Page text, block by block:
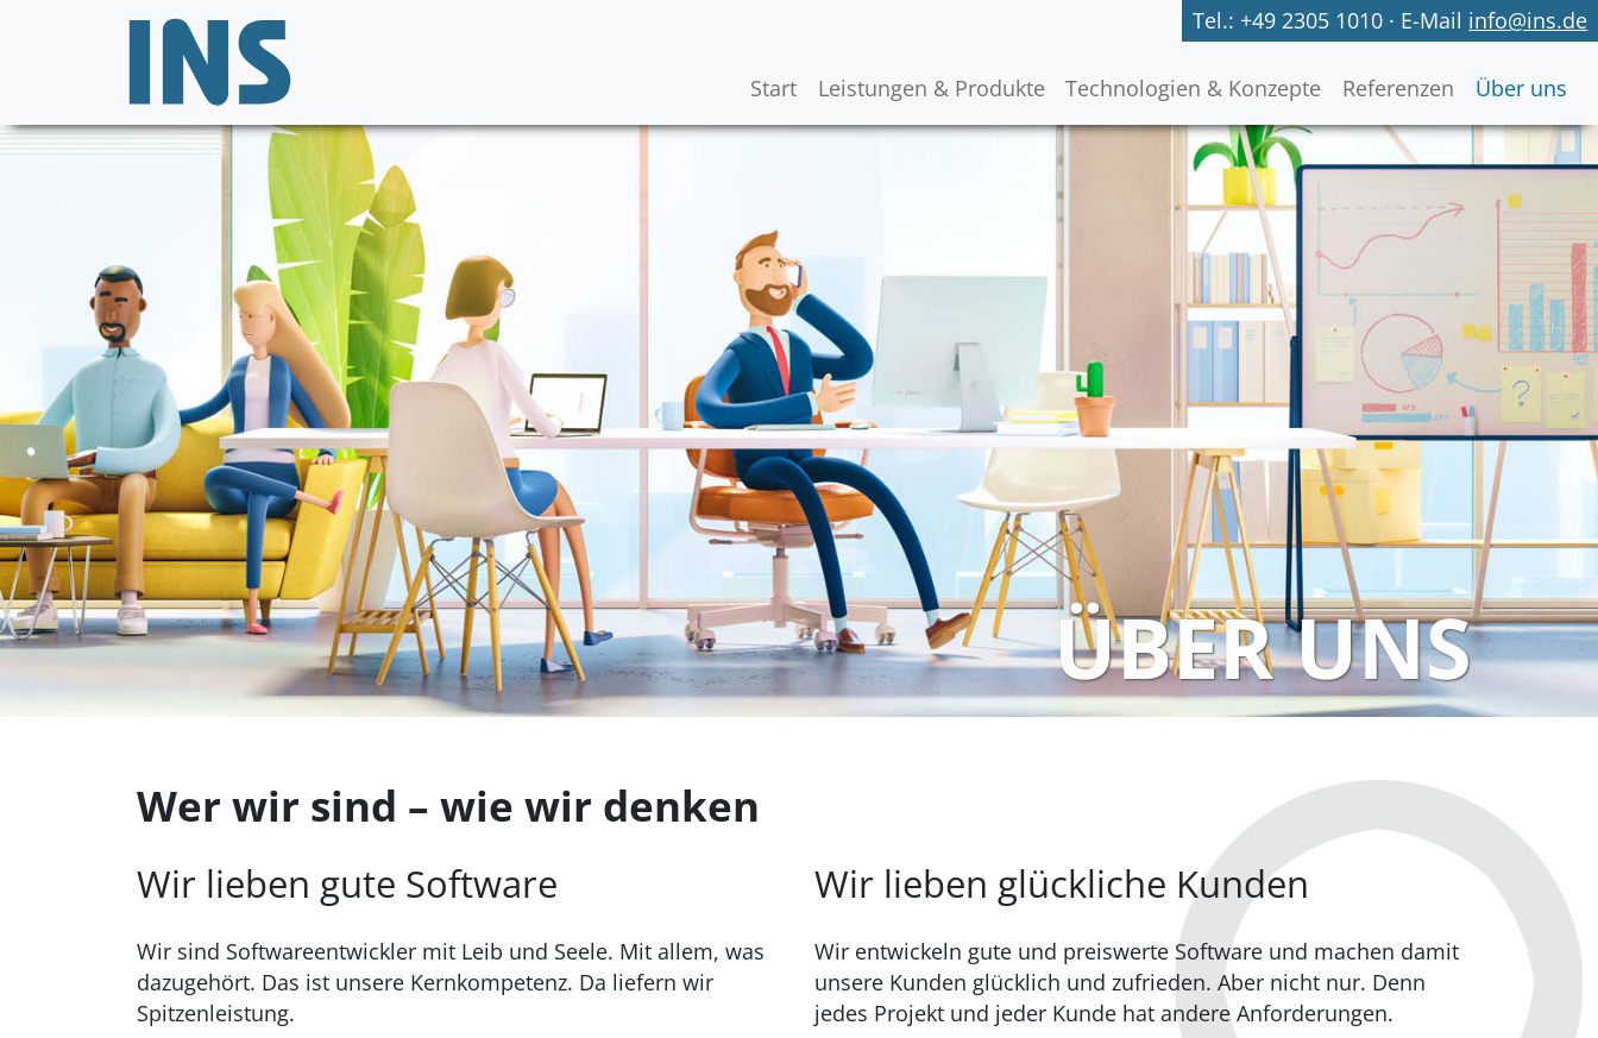
Start Leistungen & Produkte Technologien & Konzepte Referenzen Über uns
Tel.: +49 2305 1010 · E-Mail info@ins.de
ÜBER UNS
Wer wir sind – wie wir denken
Wir lieben gute Software
Wir sind Softwareentwickler mit Leib und Seele. Mit allem, was
dazugehört. Das ist unsere Kernkompetenz. Da liefern wir
Spitzenleistung.
Wir lieben glückliche Kunden
Wir entwickeln gute und preiswerte Software und machen damit
unsere Kunden glücklich und zufrieden. Aber nicht nur. Denn
jedes Projekt und jeder Kunde hat andere Anforderungen.